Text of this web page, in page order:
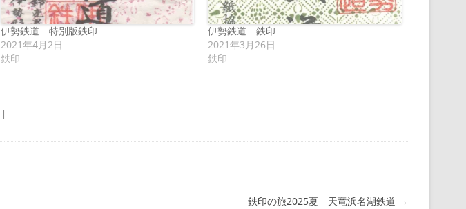
伊勢鉄道 特別版鉄印
2021年4月2日
鉄印
伊勢鉄道 鉄印
2021年3月26日
鉄印
|
鉄印の旅2025夏 天竜浜名湖鉄道 →